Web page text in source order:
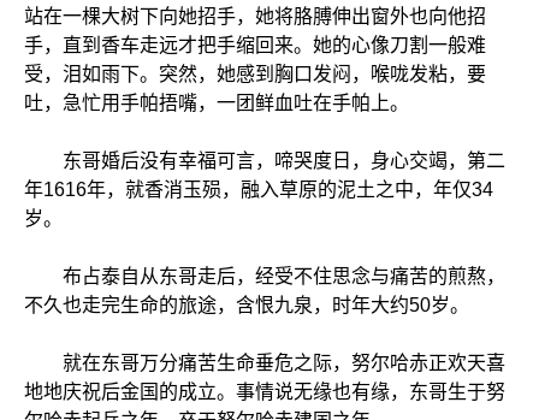
站在一棵大树下向她招手，她将胳膊伸出窗外也向他招
手，直到香车走远才把手缩回来。她的心像刀割一般难
受，泪如雨下。突然，她感到胸口发闷，喉咙发粘，要
吐，急忙用手帕捂嘴，一团鲜血吐在手帕上。
东哥婚后没有幸福可言，啼哭度日，身心交竭，第二
年1616年，就香消玉殒，融入草原的泥土之中，年仅34
岁。
布占泰自从东哥走后，经受不住思念与痛苦的煎熬，
不久也走完生命的旅途，含恨九泉，时年大约50岁。
就在东哥万分痛苦生命垂危之际，努尔哈赤正欢天喜
地地庆祝后金国的成立。事情说无缘也有缘，东哥生于努